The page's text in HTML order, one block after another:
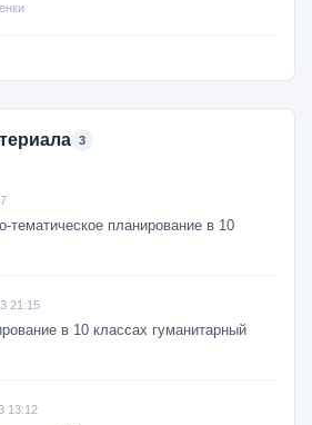
3
тематическое планирование в 10
21:15
в 10 классах гуманитарный
13:12